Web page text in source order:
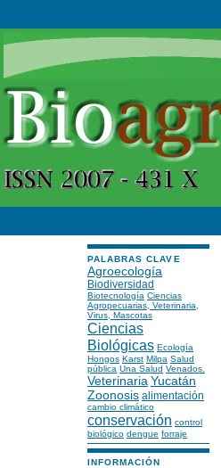
PALABRAS CLAVE
Agroecología
Biodiversidad
Biotecnología Ciencias
Agropecuarias, Veterinaria,
Virus, Mascotas
Ciencias
Biológicas Ecología
Hongos Karst Milpa Salud
pública Una Salud Venados.
Veterinaria Yucatán
Zoonosis alimentación
cambio climático
conservación control
biológico dengue forraje
INFORMACIÓN